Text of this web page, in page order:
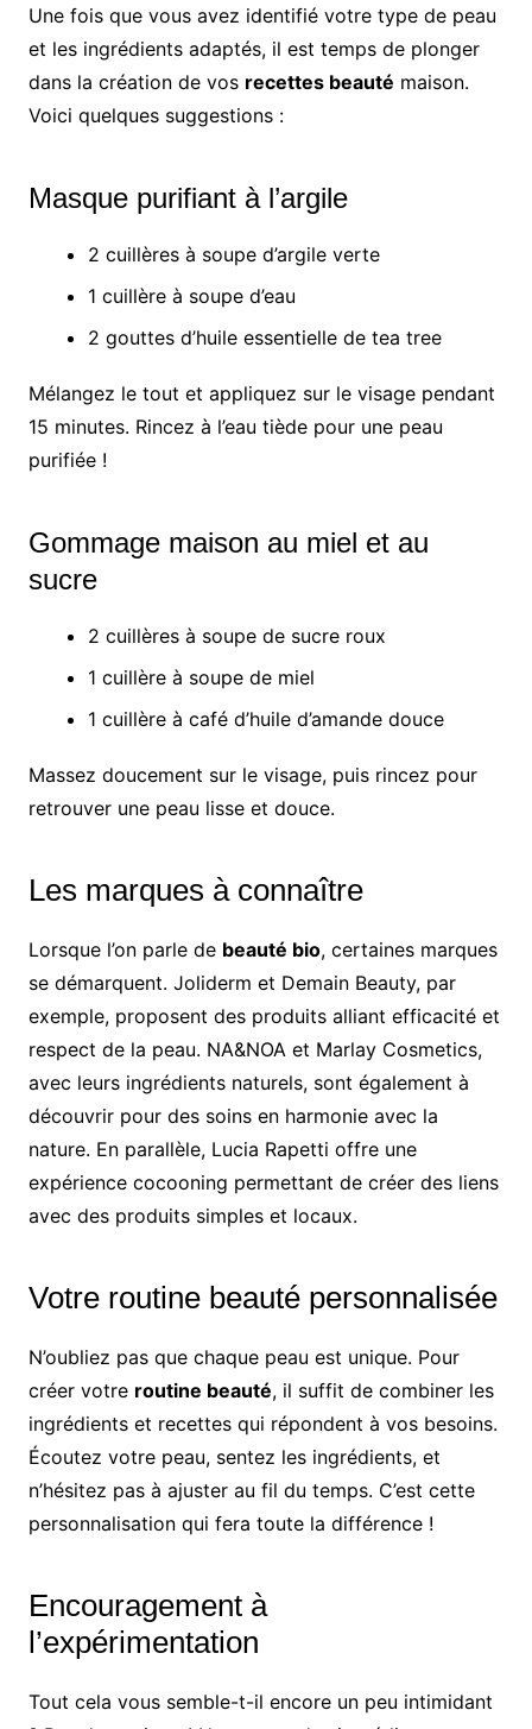
Une fois que vous avez identifié votre type de peau
et les ingrédients adaptés, il est temps de plonger
dans la création de vos recettes beauté maison.
Voici quelques suggestions :
Masque purifiant à l’argile
2 cuillères à soupe d’argile verte
1 cuillère à soupe d’eau
2 gouttes d’huile essentielle de tea tree
Mélangez le tout et appliquez sur le visage pendant
15 minutes. Rincez à l’eau tiède pour une peau
purifiée !
Gommage maison au miel et au
sucre
2 cuillères à soupe de sucre roux
1 cuillère à soupe de miel
1 cuillère à café d’huile d’amande douce
Massez doucement sur le visage, puis rincez pour
retrouver une peau lisse et douce.
Les marques à connaître
Lorsque l’on parle de beauté bio, certaines marques
se démarquent. Joliderm et Demain Beauty, par
exemple, proposent des produits alliant efficacité et
respect de la peau. NA&NOA et Marlay Cosmetics,
avec leurs ingrédients naturels, sont également à
découvrir pour des soins en harmonie avec la
nature. En parallèle, Lucia Rapetti offre une
expérience cocooning permettant de créer des liens
avec des produits simples et locaux.
Votre routine beauté personnalisée
N’oubliez pas que chaque peau est unique. Pour
créer votre routine beauté, il suffit de combiner les
ingrédients et recettes qui répondent à vos besoins.
Écoutez votre peau, sentez les ingrédients, et
n’hésitez pas à ajuster au fil du temps. C’est cette
personnalisation qui fera toute la différence !
Encouragement à
l’expérimentation
Tout cela vous semble-t-il encore un peu intimidant